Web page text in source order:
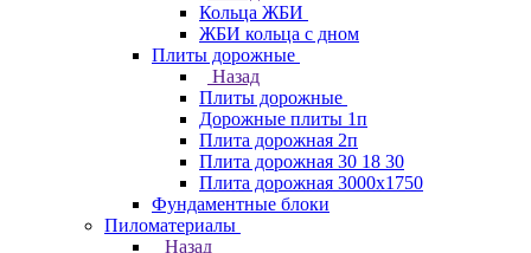
Кольца ЖБИ
ЖБИ кольца с дном
Плиты дорожные
Назад
Плиты дорожные
Дорожные плиты 1п
Плита дорожная 2п
Плита дорожная 30 18 30
Плита дорожная 3000х1750
Фундаментные блоки
Пиломатериалы
Назад